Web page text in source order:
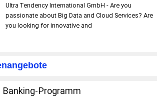
Ultra Tendency International GmbH - Are you
passionate about Big Data and Cloud Services? Are
you looking for innovative and
Programm